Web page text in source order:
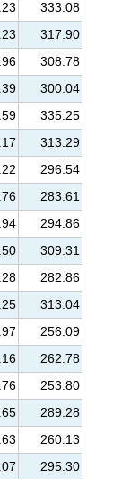
333.08
317.90
308.78
300.04
335.25
313.29
296.54
283.61
294.86
309.31
282.86
313.04
256.09
262.78
253.80
289.28
260.13
295.30